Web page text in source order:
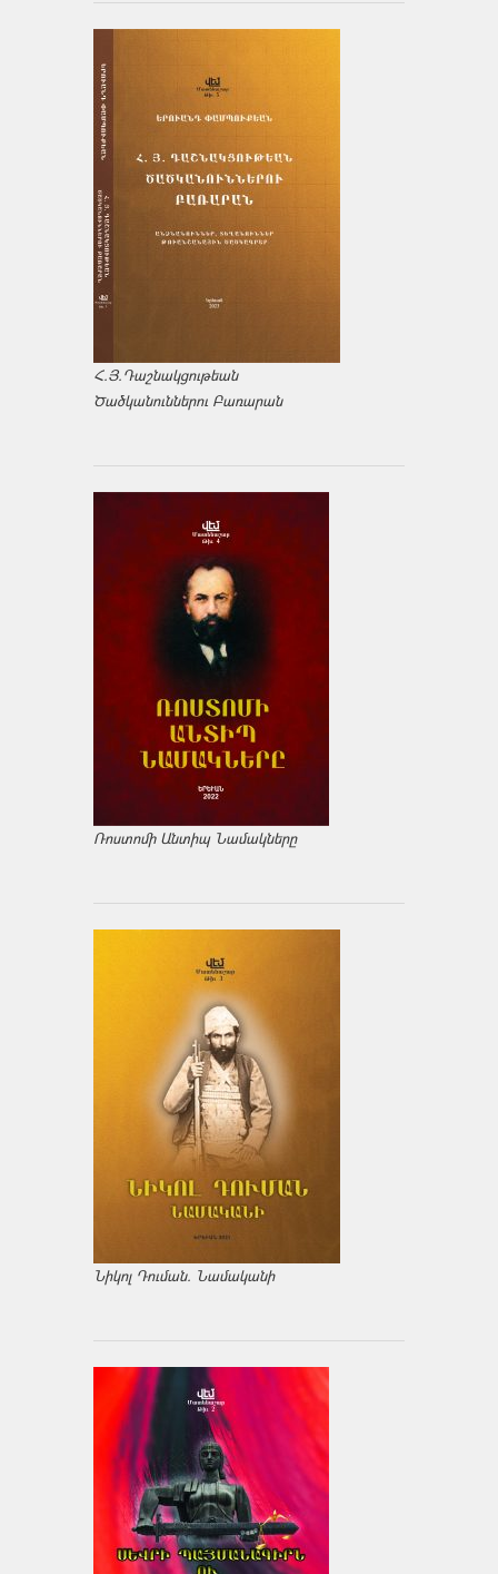
Հ.Յ.Դաշնակցութեան
Ծածկանուններու Բառարան
Ռոստոմի Անտիպ Նամակները
Նիկոլ Դուման. Նամականի